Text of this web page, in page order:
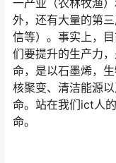
一产业（农林牧渔
外，还有大量的第
信等）。事实上，
们要提升的生产力
命，是以石墨烯，
核聚变、清洁能源
命。站在我们ict人
命。